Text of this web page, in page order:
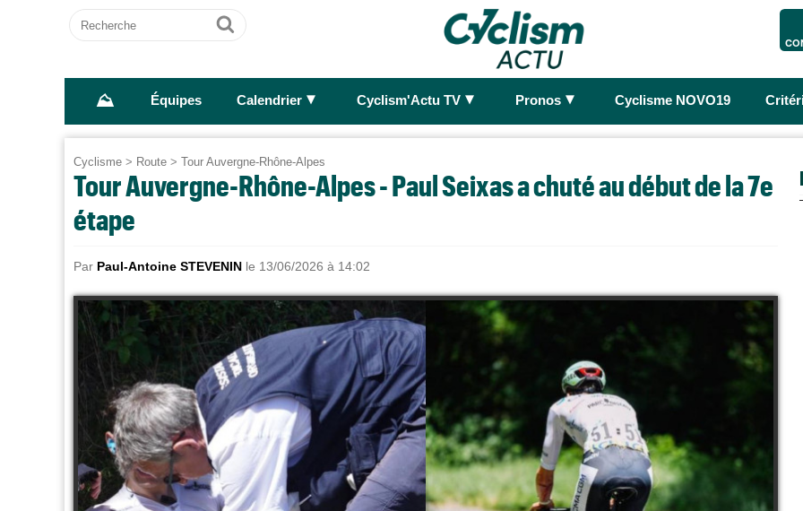
Recherche
Ok
⛰ Équipes Calendrier ► Cyclism'Actu TV ► Pronos ► Cyclisme NOVO19
Cyclisme > Route > Tour Auvergne-Rhône-Alpes
Tour Auvergne-Rhône-Alpes - Paul Seixas a chuté au début de la 7e
étape
Par Paul-Antoine STEVENIN le 13/06/2026 à 14:02